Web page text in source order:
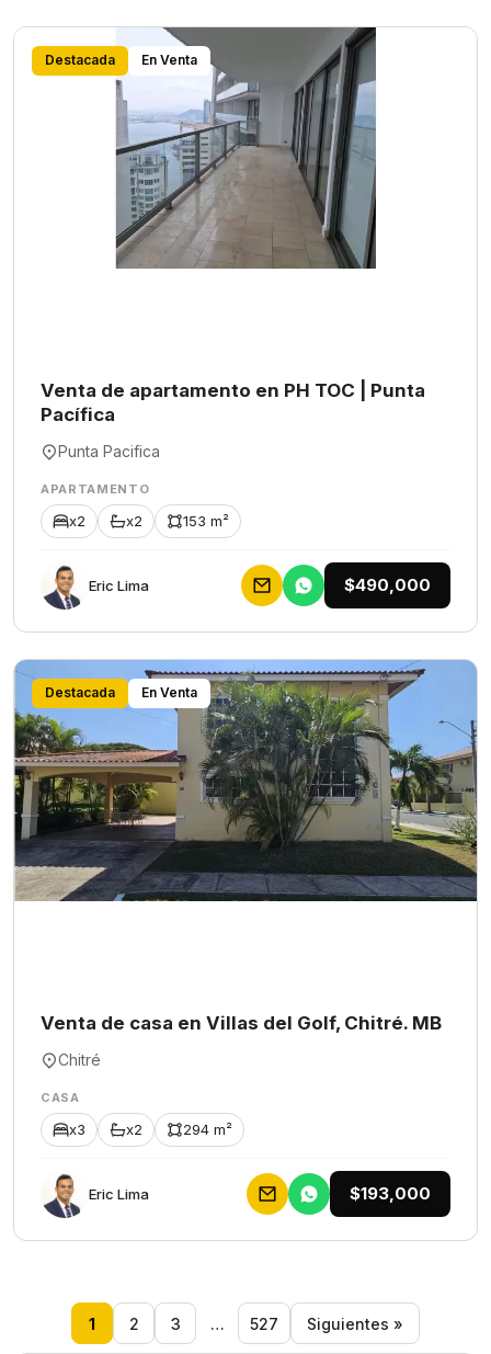
Destacada En Venta
Venta de apartamento en PH TOC | Punta
Pacífica
Punta Pacifica
APARTAMENTO
x2 x2 153 m²
Eric Lima $490,000
Destacada En Venta
Venta de casa en Villas del Golf, Chitré. MB
Chitré
CASA
x3 x2 294 m²
Eric Lima $193,000
1 2 3 … 527 Siguientes »